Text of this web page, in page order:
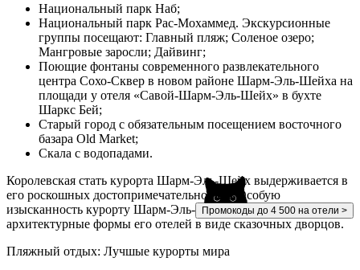
Промокоды до 4 500 на отели >
Национальный парк Наб;
Национальный парк Рас-Мохаммед. Экскурсионные
группы посещают: Главный пляж; Соленое озеро;
Мангровые заросли; Дайвинг;
Поющие фонтаны современного развлекательного
центра Сохо-Сквер в новом районе Шарм-Эль-Шейха на
площади у отеля «Савой-Шарм-Эль-Шейх» в бухте
Шаркс Бей;
Старый город с обязательным посещением восточного
базара Old Market;
Скала с водопадами.
Королевская стать курорта Шарм-Эль-Шейх выдерживается в
его роскошных достопримечательностях. Особую
изысканность курорту Шарм-Эль-Шейх придают
архитектурные формы его отелей в виде сказочных дворцов.
Пляжный отдых: Лучшые курорты мира